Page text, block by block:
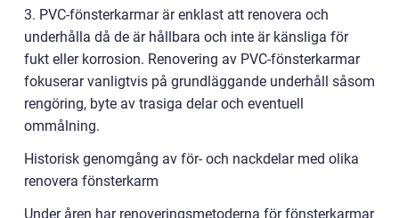
3. PVC-fönsterkarmar är enklast att renovera och
underhålla då de är hållbara och inte är känsliga för
fukt eller korrosion. Renovering av PVC-fönsterkarmar
fokuserar vanligtvis på grundläggande underhåll såsom
rengöring, byte av trasiga delar och eventuell
ommålning.
Historisk genomgång av för- och nackdelar med olika
renovera fönsterkarm
Under åren har renoveringsmetoderna för fönsterkarmar